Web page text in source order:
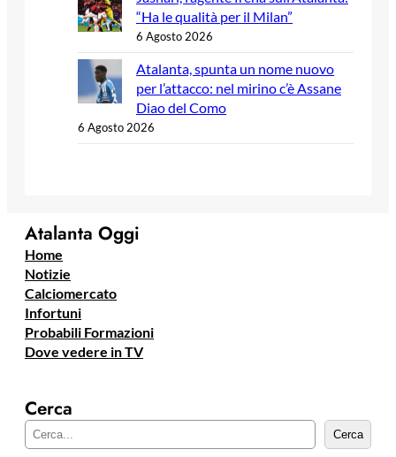
“Ha le qualità per il Milan”
6 Agosto 2026
Atalanta, spunta un nome nuovo
per l’attacco: nel mirino c’è Assane
Diao del Como
6 Agosto 2026
Atalanta Oggi
Home
Notizie
Calciomercato
Infortuni
Probabili Formazioni
Dove vedere in TV
Cerca
e
Cerca